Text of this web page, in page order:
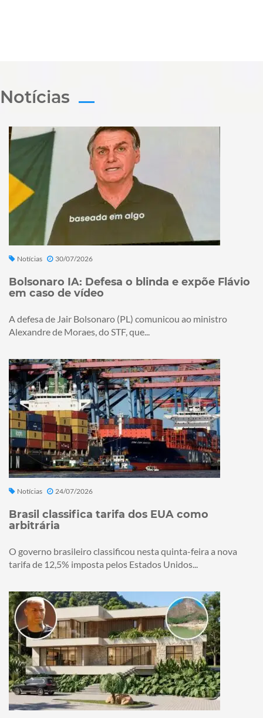
Notícias
Notícias 30/07/2026
Bolsonaro IA: Defesa o blinda e expõe Flávio
em caso de vídeo
A defesa de Jair Bolsonaro (PL) comunicou ao ministro
Alexandre de Moraes, do STF, que...
Notícias 24/07/2026
Brasil classifica tarifa dos EUA como
arbitrária
O governo brasileiro classificou nesta quinta-feira a nova
tarifa de 12,5% imposta pelos Estados Unidos...